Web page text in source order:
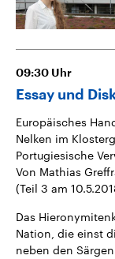
09:30 Uhr
Essay und
Europäisches
Nelken im
Portugiesische
Von Mathias
(Teil 3 am
Das
Nation, die einst
neben den